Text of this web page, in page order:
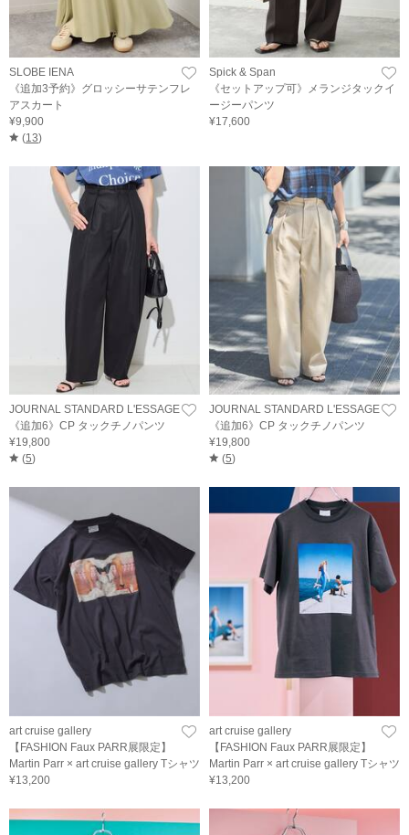
SLOBE IENA
《追加3予約》グロッシーサテンフレ
アスカート
¥9,900
(13)
Spick & Span
《セットアップ可》メランジタックイ
ージーパンツ
¥17,600
JOURNAL STANDARD L'ESSAGE
《追加6》CP タックチノパンツ
¥19,800
(5)
JOURNAL STANDARD L'ESSAGE
《追加6》CP タックチノパンツ
¥19,800
(5)
art cruise gallery
【FASHION Faux PARR展限定】
Martin Parr × art cruise gallery Tシャツ
¥13,200
art cruise gallery
【FASHION Faux PARR展限定】
Martin Parr × art cruise gallery Tシャツ
¥13,200